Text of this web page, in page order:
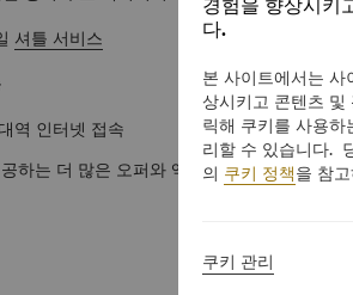
셔틀 서비스
역 인터넷 접속
하는 더 많은 오퍼와 액티비티를 확인해 보세
경험을 향상시키
다.
본 사이트에서는
상시키고 콘텐츠 및
릭해 쿠키를 사용하
리할 수 있습니다.
의 쿠키 정책을 참
쿠키 관리